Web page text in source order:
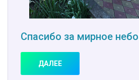
Спасибо за мирное
ДАЛЕЕ